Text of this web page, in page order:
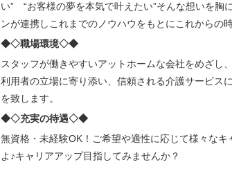
い” “お客様の夢を本気で叶えたい”そんな想いを胸
ンが連携しこれまでのノウハウをもとにこれからの
◆◇職場環境◇◆
スタッフが働きやすいアットホームな会社をめざし
利用者の立場に寄り添い、信頼される介護サービス
を致します。
◆◇充実の待遇◇◆
無資格・未経験OK！ご希望や適性に応じて様々な
よ♪キャリアアップ目指してみませんか？